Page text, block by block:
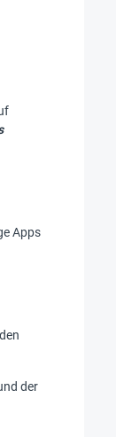
Apps
der